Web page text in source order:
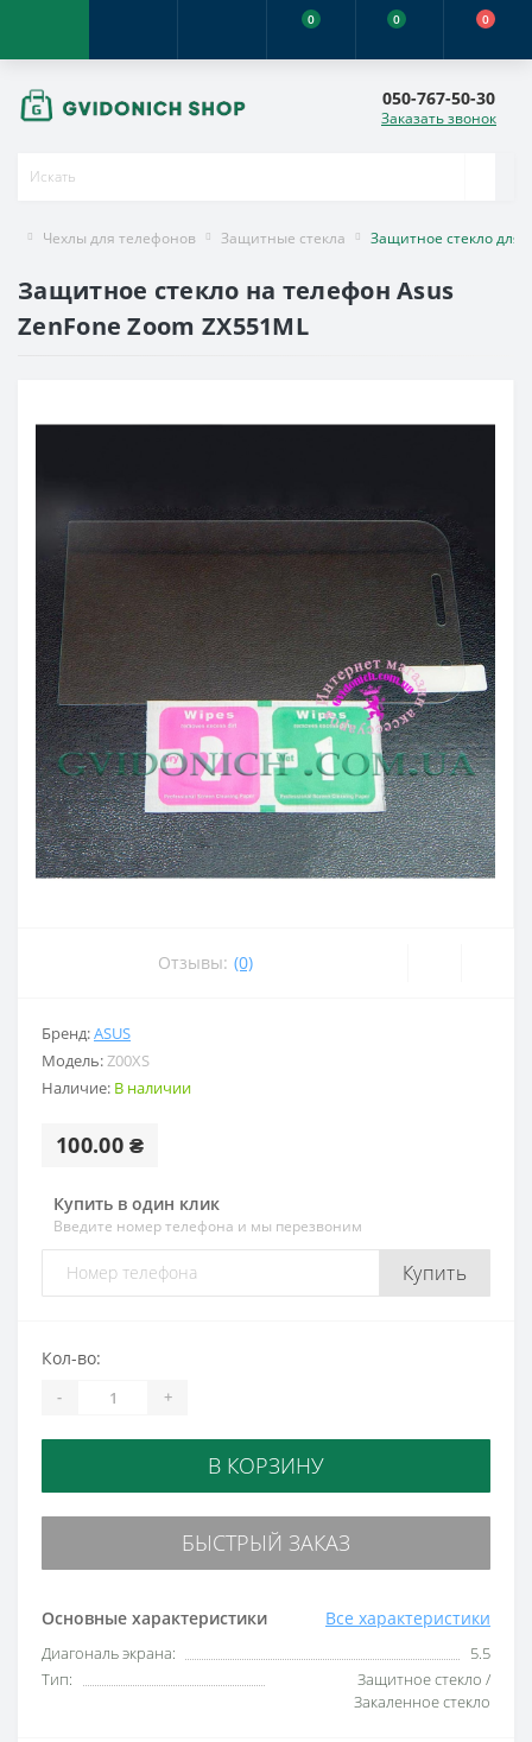
0 0 0
050-767-50-30
Заказать звонок
Чехлы для телефонов Защитные стекла Защитное стекло для
Защитное стекло на телефон Asus
ZenFone Zoom ZX551ML
Отзывы: (0)
Бренд:ASUS
Модель:Z00XS
Наличие: В наличии
100.00 ₴
Купить в один клик
Введите номер телефона и мы перезвоним
Купить
Основные характеристики Все характеристики
Диагональ экрана:
5.5
Тип:
Защитное стекло /
Закаленное стекло
Кол-во:
- +
В КОРЗИНУ
БЫСТРЫЙ ЗАКАЗ